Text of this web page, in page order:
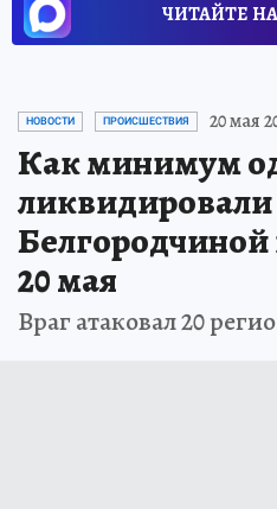
ЧИТАЙТЕ
НОВОСТИ ПРОИСШЕСТВИЯ 20 мая
Как минимум
Белгородчиной
20 мая